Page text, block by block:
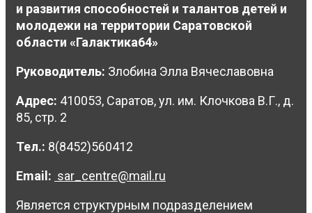
и развития способностей и талантов детей и
молодежи на территории Саратовской
области «Галактика64»
Руководитель: Злобина Элла Вячеславовна
Адрес: 410053, Саратов, ул. им. Клочкова В.Г., д.
85, стр. 2
Тел.: 8(8452)560412
Email: sar_centre@mail.ru
Является структурным подразделением